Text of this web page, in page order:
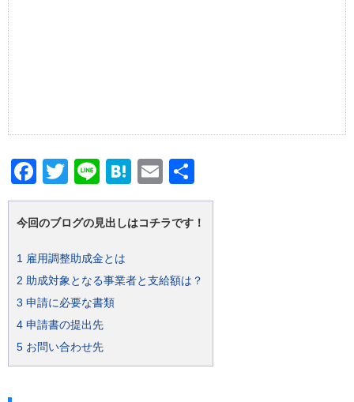
Facebook
Twitter
LineHatena
Email
有
今回のブログの見出しはコチラです！
1 雇用調整助成金とは
2 助成対象となる事業者と支給額は？
3 申請に必要な書類
4 申請書の提出先
5 お問い合わせ先